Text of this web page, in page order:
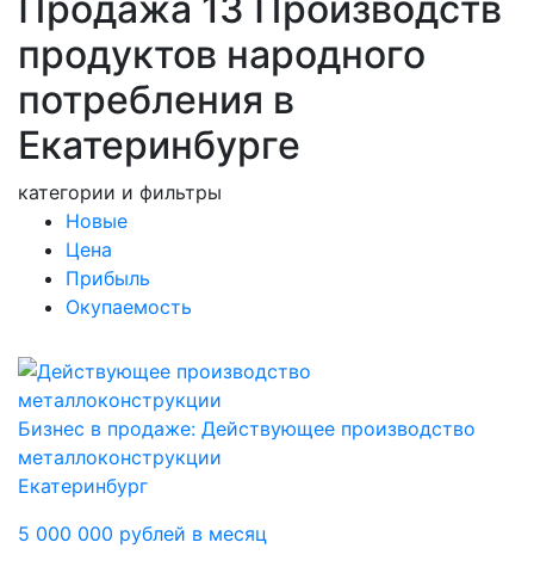
продуктов народного
потребления в
Екатеринбурге
категории и фильтры
Новые
Цена
Прибыль
Окупаемость
Бизнес в продаже: Действующее производство
металлоконструкции
Екатеринбург
5 000 000 рублей в месяц